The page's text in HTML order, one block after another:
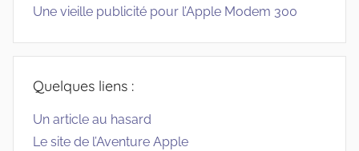
Une vieille publicité pour l’Apple Modem 300
Quelques liens :
Un article au hasard
Le site de l’Aventure Apple